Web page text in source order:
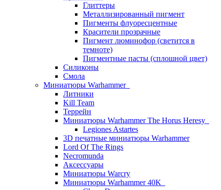
Глиттеры
Металлизированный пигмент
Пигменты флуоресцентные
Красители прозрачные
Пигмент люминофор (светится в
темноте)
Пигментные пасты (сплошной цвет)
Силиконы
Смола
Миниатюры Warhammer
Литники
Kill Team
Террейн
Миниатюры Warhammer The Horus Heresy
Legiones Astartes
3D печатные миниатюры Warhammer
Lord Of The Rings
Necromunda
Аксессуары
Миниатюры Warcry
Миниатюры Warhammer 40K